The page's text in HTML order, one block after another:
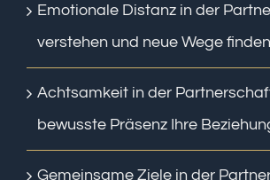
Emotionale Distanz in der
verstehen und neue Wege finden
Achtsamkeit in der
bewusste Präsenz Ihre
Gemeinsame Ziele in der